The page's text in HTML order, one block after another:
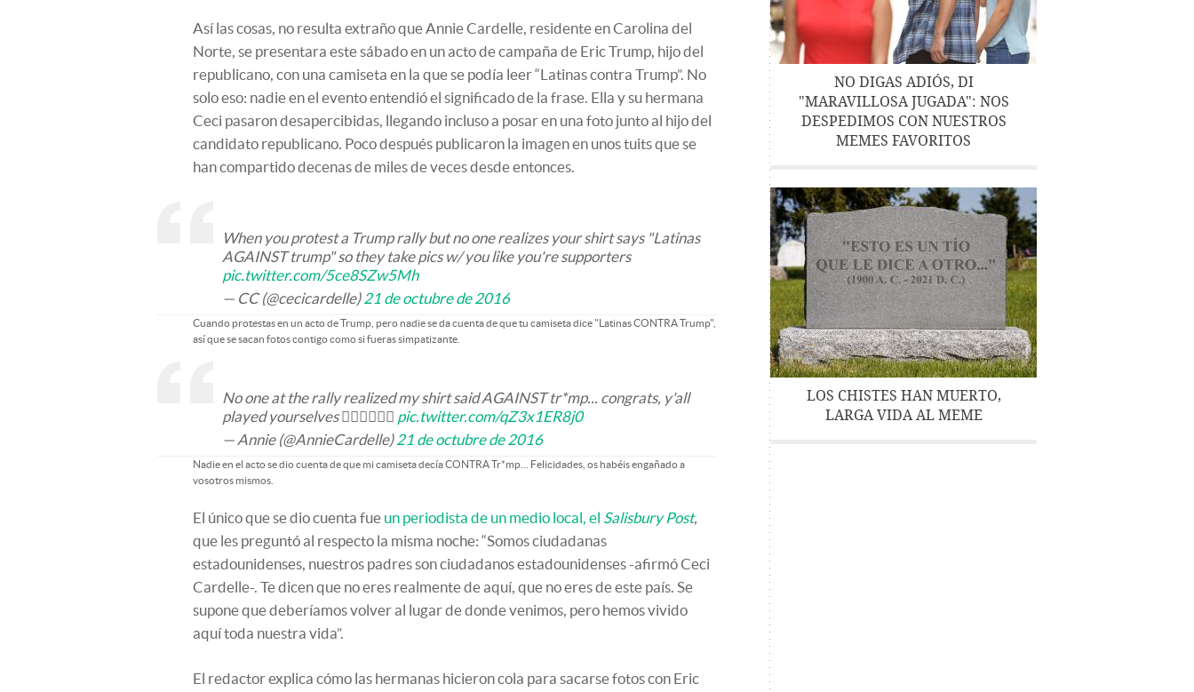
Así las cosas, no resulta extraño que Annie Cardelle, residente en Carolina del
Norte, se presentara este sábado en un acto de campaña de Eric Trump, hijo del
republicano, con una camiseta en la que se podía leer “Latinas contra Trump”. No
solo eso: nadie en el evento entendió el significado de la frase. Ella y su hermana
Ceci pasaron desapercibidas, llegando incluso a posar en una foto junto al hijo del
candidato republicano. Poco después publicaron la imagen en unos tuits que se
han compartido decenas de miles de veces desde entonces.
When you protest a Trump rally but no one realizes your shirt says "Latinas
AGAINST trump" so they take pics w/ you like you're supporters
pic.twitter.com/5ce8SZw5Mh
— CC (@cecicardelle)21 de octubre de 2016
Cuando protestas en un acto de Trump, pero nadie se da cuenta de que tu camiseta dice "Latinas CONTRA Trump",
así que se sacan fotos contigo como si fueras simpatizante.
No one at the rally realized my shirt said AGAINST tr*mp... congrats, y'all
played yourselves ✌🏽️✌🏽️✌🏽️ pic.twitter.com/qZ3x1ER8j0
— Annie (@AnnieCardelle)21 de octubre de 2016
Nadie en el acto se dio cuenta de que mi camiseta decía CONTRA Tr*mp... Felicidades, os habéis engañado a
vosotros mismos.
El único que se dio cuenta fue un periodista de un medio local, el Salisbury Post,
que les preguntó al respecto la misma noche: “Somos ciudadanas
estadounidenses, nuestros padres son ciudadanos estadounidenses -afirmó Ceci
Cardelle-. Te dicen que no eres realmente de aquí, que no eres de este país. Se
supone que deberíamos volver al lugar de donde venimos, pero hemos vivido
aquí toda nuestra vida”.
El redactor explica cómo las hermanas hicieron cola para sacarse fotos con Eric
NO DIGAS ADIÓS, DI
"MARAVILLOSA JUGADA": NOS
DESPEDIMOS CON NUESTROS
MEMES FAVORITOS
LOS CHISTES HAN MUERTO,
LARGA VIDA AL MEME